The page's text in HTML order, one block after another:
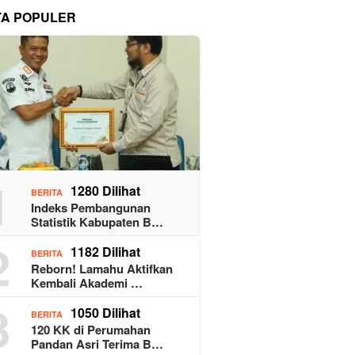
POPULER
BERITA 1280 Dilihat
Indeks Pembangunan
Statistik Kabupaten B…
BERITA 1182 Dilihat
Reborn! Lamahu Aktifkan
Kembali Akademi …
BERITA 1050 Dilihat
120 KK di Perumahan
Pandan Asri Terima B…